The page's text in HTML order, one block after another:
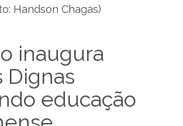
Handson Chagas)
inaugura
Dignas
educação